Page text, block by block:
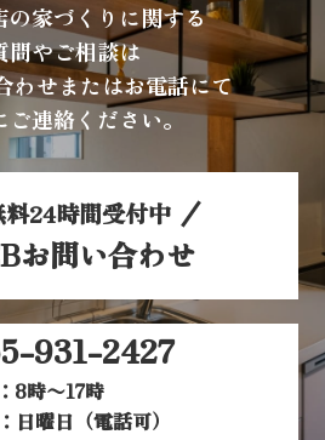
の家づくりに関する
問やご相談は
わせまたはお電話にて
ご連絡ください。
24時間受付中
お問い合わせ
931-2427
8時〜17時
日曜日（電話可）